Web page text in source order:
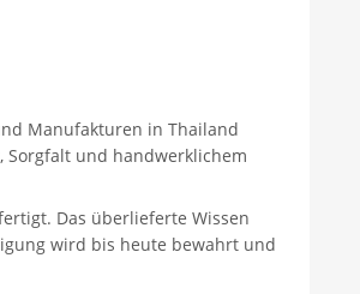
Manufakturen in Thailand
Sorgfalt und handwerklichem
Das überlieferte Wissen
wird bis heute bewahrt und